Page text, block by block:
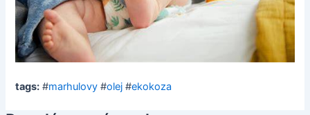
tags: #marhulovy #olej #ekokoza